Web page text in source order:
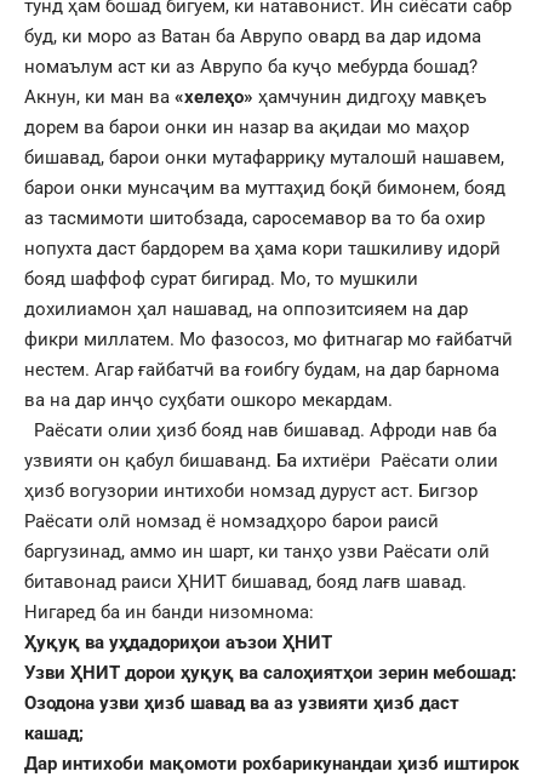
тунд ҳам бошад бигуем, ки натавонист. Ин сиёсати сабр
буд, ки моро аз Ватан ба Аврупо овард ва дар идома
номаълум аст ки аз Аврупо ба куҷо мебурда бошад?
Акнун, ки ман ва «хелеҳо» ҳамчунин дидгоҳу мавқеъ
дорем ва барои онки ин назар ва ақидаи мо маҳор
бишавад, барои онки мутафарриқу муталошӣ нашавем,
барои онки мунсаҷим ва муттаҳид боқӣ бимонем, бояд
аз тасмимоти шитобзада, саросемавор ва то ба охир
нопухта даст бардорем ва ҳама кори ташкиливу идорӣ
бояд шаффоф сурат бигирад. Мо, то мушкили
дохилиамон ҳал нашавад, на оппозитсияем на дар
фикри миллатем. Мо фазосоз, мо фитнагар мо ғайбатчӣ
нестем. Агар ғайбатчӣ ва ғоибгу будам, на дар барнома
ва на дар инҷо суҳбати ошкоро мекардам.
Раёсати олии ҳизб бояд нав бишавад. Афроди нав ба
узвияти он қабул бишаванд. Ба ихтиёри Раёсати олии
ҳизб вогузории интихоби номзад дуруст аст. Бигзор
Раёсати олӣ номзад ё номзадҳоро барои раисӣ
баргузинад, аммо ин шарт, ки танҳо узви Раёсати олӣ
битавонад раиси ҲНИТ бишавад, бояд лағв шавад.
Нигаред ба ин банди низомнома:
Ҳуқуқ ва уҳдадориҳои аъзои ҲНИТ
Узви ҲНИТ дорои ҳуқуқ ва салоҳиятҳои зерин мебошад:
Озодона узви ҳизб шавад ва аз узвияти ҳизб даст
кашад;
Дар интихоби мақомоти рохбарикунандаи ҳизб иштирок